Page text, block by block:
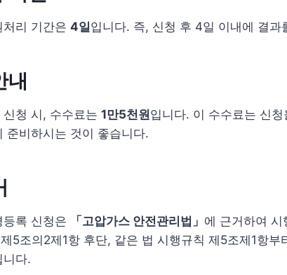
리 기간은 4일입니다. 즉, 신청 후 4일 이내에 결과
내
청 시, 수수료는 1만5천원입니다. 이 수수료는 신
준비하시는 것이 좋습니다.
록 신청은 「고압가스 안전관리법」 에 근거하여
5조의2제1항 후단, 같은 법 시행규칙 제5조제1항
니다.